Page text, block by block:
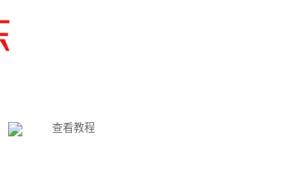
查看教程